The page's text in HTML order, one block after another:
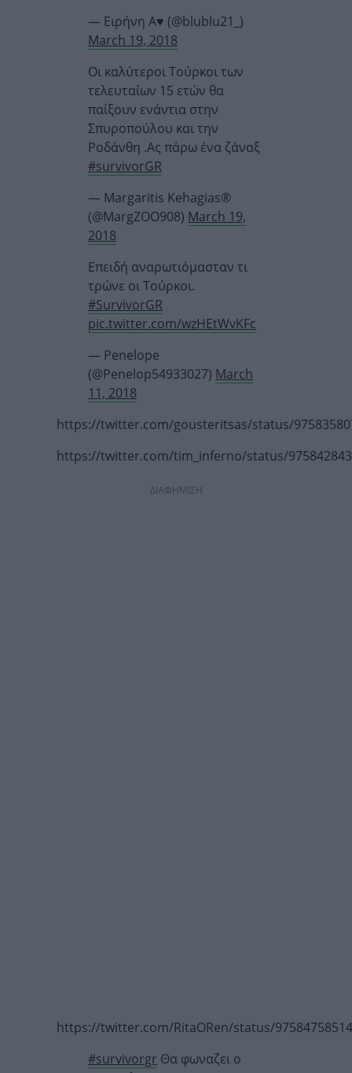
— Ειρήνη A♥️ (@blublu21_)
March 19, 2018
Οι καλύτεροι Τούρκοι των
τελευταίων 15 ετών θα
παίξουν ενάντια στην
Σπυροπούλου και την
Ροδάνθη .Ας πάρω ένα ζάναξ
#survivorGR
— Margaritis Kehagias®
(@MargZOO908) March 19,
2018
Επειδή αναρωτιόμασταν τι
τρώνε οι Τούρκοι.
#SurvivorGR
pic.twitter.com/wzHEtWvKFc
— Penelope
(@Penelop54933027) March
11, 2018
https://twitter.com/gousteritsas/status/
https://twitter.com/tim_inferno/status/
ΔΙΑΦΗΜΙΣΗ
https://twitter.com/RitaORen/status/
#survivorgr Θα φωναζει ο